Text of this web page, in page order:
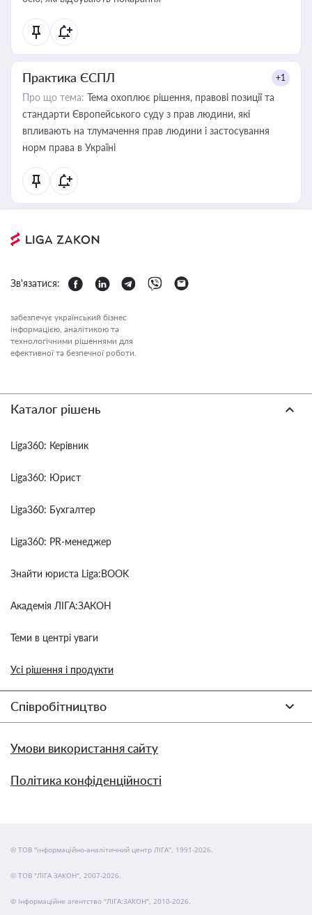
Практика ЄСПЛ +1
Про що тема: Тема охоплює рішення, правові позиції та
стандарти Європейського суду з прав людини, які
впливають на тлумачення прав людини і застосування
норм права в Україні
Зв'язатися:
забезпечує український бізнес
інформацією, аналітикою та
технологічними рішеннями для
ефективної та безпечної роботи.
Каталог рішень
Liga360: Керівник
Liga360: Юрист
Liga360: Бухгалтер
Liga360: PR-менеджер
Знайти юриста Liga:BOOK
Академія ЛІГА:ЗАКОН
Теми в центрі уваги
Усі рішення і продукти
Співробітництво
Умови використання сайту
Політика конфіденційності
© ТОВ "інформаційно-аналітичний центр ЛІГА", 1991-2026.
© ТОВ "ЛІГА ЗАКОН", 2007-2026.
© Інформаційне агентство "ЛІГА:ЗАКОН", 2010-2026.